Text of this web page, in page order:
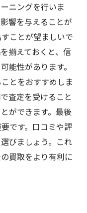
ニングを行いま
響を与えることが
ことが望ましいで
揃えておくと、信
能性があります。
とをおすすめしま
査定を受けること
ができます。最後
です。口コミや評
びましょう。これ
買取をより有利に